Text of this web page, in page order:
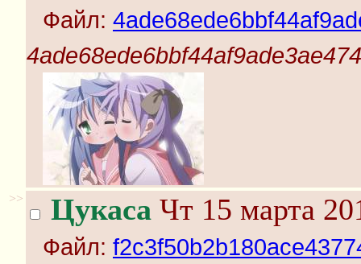
Файл:
>> Цукаса Чт 15 марта
Файл: